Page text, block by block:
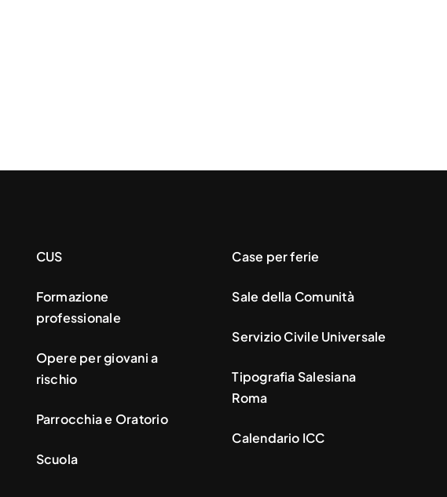
CUS
Formazione
professionale
Opere per giovani a
rischio
Parrocchia e Oratorio
Scuola
Case per ferie
Sale della Comunità
Servizio Civile Universale
Tipografia Salesiana
Roma
Calendario ICC